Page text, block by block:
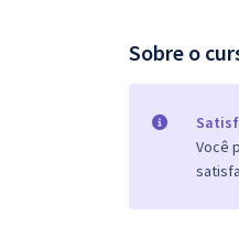
Sobre o
Você